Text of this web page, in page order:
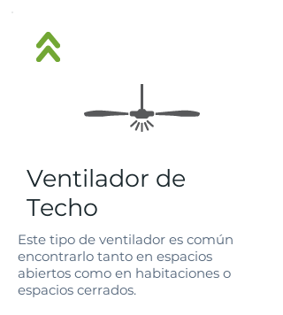
Ventilador de
Techo
Este tipo de ventilador es común
encontrarlo tanto en espacios
abiertos como en habitaciones o
espacios cerrados.